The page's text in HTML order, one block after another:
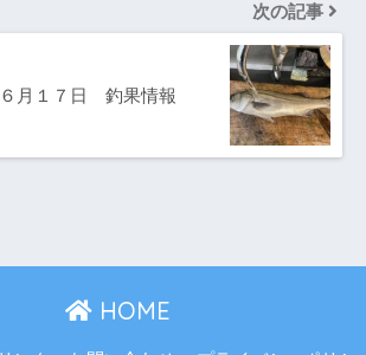
次の記事
６月１７日 釣果情報
HOME